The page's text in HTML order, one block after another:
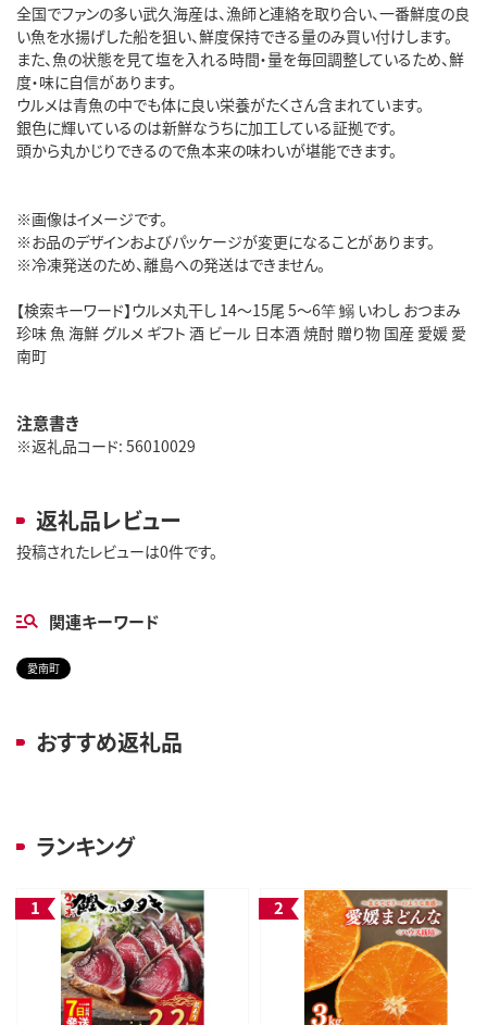
全国でファンの多い武久海産は、漁師と連絡を取り合い、一番鮮度の良
い魚を水揚げした船を狙い、鮮度保持できる量のみ買い付けします。
また、魚の状態を見て塩を入れる時間・量を毎回調整しているため、鮮
度・味に自信があります。
ウルメは青魚の中でも体に良い栄養がたくさん含まれています。
銀色に輝いているのは新鮮なうちに加工している証拠です。
頭から丸かじりできるので魚本来の味わいが堪能できます。
※画像はイメージです。
※お品のデザインおよびパッケージが変更になることがあります。
※冷凍発送のため、離島への発送はできません。
【検索キーワード】ウルメ丸干し 14～15尾 5～6竿 鰯 いわし おつまみ
珍味 魚 海鮮 グルメ ギフト 酒 ビール 日本酒 焼酎 贈り物 国産 愛媛 愛
南町
注意書き
※返礼品コード: 56010029
返礼品レビュー
投稿されたレビューは0件です。
関連キーワード
愛南町
おすすめ返礼品
ランキング